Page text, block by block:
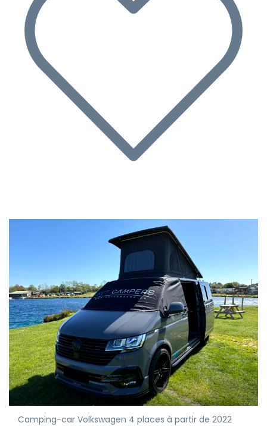
Camping-car Volkswagen 4 places à partir de 2022